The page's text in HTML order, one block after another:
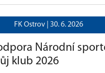
FK Ostrov | 30. 6. 2026
Národní
klub 2026